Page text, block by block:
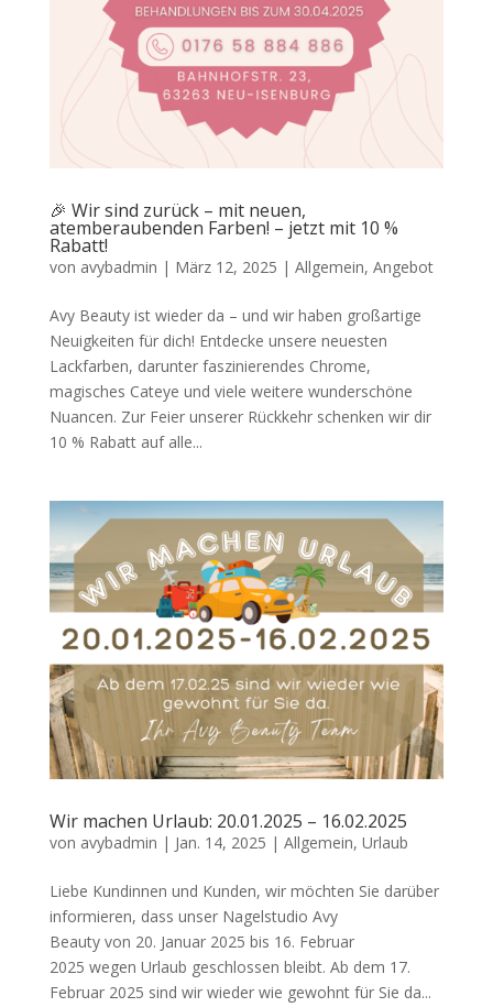
🎉 Wir sind zurück – mit neuen,
atemberaubenden Farben! – jetzt mit 10 %
Rabatt!
von avybadmin | März 12, 2025 | Allgemein, Angebot
Avy Beauty ist wieder da – und wir haben großartige
Neuigkeiten für dich! Entdecke unsere neuesten
Lackfarben, darunter faszinierendes Chrome,
magisches Cateye und viele weitere wunderschöne
Nuancen. Zur Feier unserer Rückkehr schenken wir dir
10 % Rabatt auf alle...
Wir machen Urlaub: 20.01.2025 – 16.02.2025
von avybadmin | Jan. 14, 2025 | Allgemein, Urlaub
Liebe Kundinnen und Kunden, wir möchten Sie darüber
informieren, dass unser Nagelstudio Avy
Beauty von 20. Januar 2025 bis 16. Februar
2025 wegen Urlaub geschlossen bleibt. Ab dem 17.
Februar 2025 sind wir wieder wie gewohnt für Sie da...